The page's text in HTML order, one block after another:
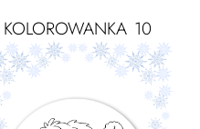
KOLOROWANKA 10